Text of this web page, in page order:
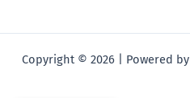
Copyright © 2026 | Powered by